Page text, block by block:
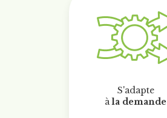
S'adapte
àla demande